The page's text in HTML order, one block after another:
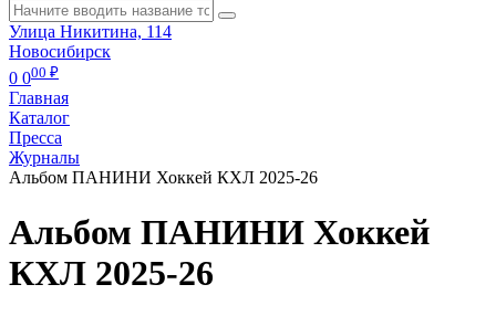
Улица Никитина, 114
Новосибирск
0 000 ₽
Главная
Каталог
Пресса
Журналы
Альбом ПАНИНИ Хоккей КХЛ 2025-26
Альбом ПАНИНИ Хоккей
КХЛ 2025-26